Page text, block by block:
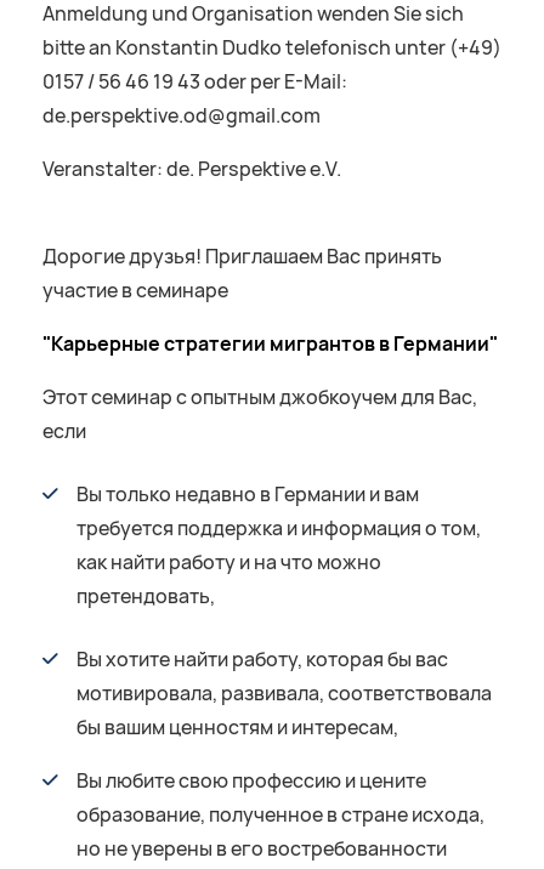
Anmeldung und Organisation wenden Sie sich
bitte an Konstantin Dudko telefonisch unter (+49)
0157 / 56 46 19 43 oder per E-Mail:
de.perspektive.od@gmail.com
Veranstalter: de. Perspektive e.V.
Дорогие друзья! Приглашаем Вас принять
участие в cеминаре
"Карьерные стратегии мигрантов в Германии"
Этот семинар с опытным джобкоучем для Вас,
если
Вы только недавно в Германии и вам
требуется поддержка и информация о том,
как найти работу и на что можно
претендовать,
Вы хотите найти работу, которая бы вас
мотивировала, развивала, соответствовала
бы вашим ценностям и интересам,
Вы любите свою профессию и цените
образование, полученное в стране исхода,
но не уверены в его востребованности